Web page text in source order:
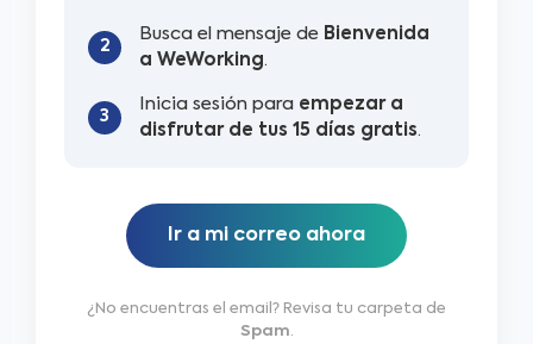
2
Busca el mensaje de Bienvenida
a WeWorking.
3
Inicia sesión para empezar a
disfrutar de tus 15 días gratis.
Ir a mi correo ahora
¿No encuentras el email? Revisa tu carpeta de
Spam